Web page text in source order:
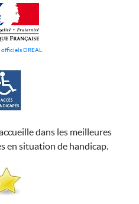
DREAL
dans les meilleures
en situation de handicap.